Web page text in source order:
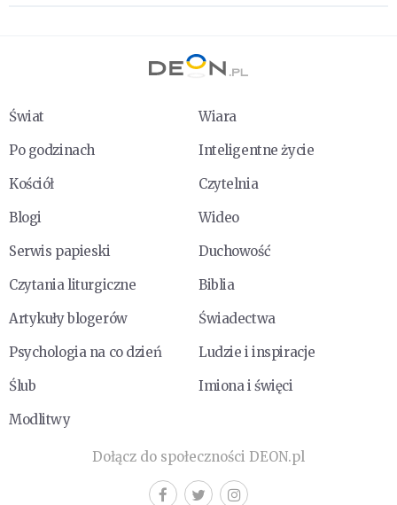
Świat
Wiara
Po godzinach
Inteligentne życie
Kościół
Czytelnia
Blogi
Wideo
Serwis papieski
Duchowość
Czytania liturgiczne
Biblia
Artykuły blogerów
Świadectwa
Psychologia na co dzień
Ludzie i inspiracje
Ślub
Imiona i święci
Modlitwy
Dołącz do społeczności DEON.pl